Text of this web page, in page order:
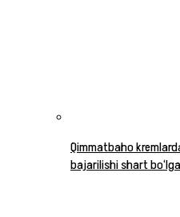
Qimmatbaho
bajarilishi shart